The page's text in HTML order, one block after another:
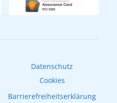
Datenschutz
Cookies
Barrierefreiheitserklärung